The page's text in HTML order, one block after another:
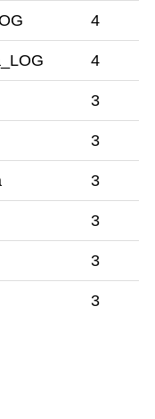
4
4
3
3
3
3
3
3